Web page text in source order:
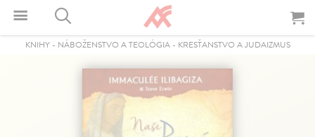
KNIHY- NÁBOŽENSTVO A TEOLÓGIA- KRESŤANSTVO A JUDAIZMUS